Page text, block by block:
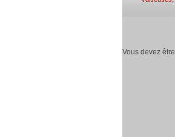
Vous devez être